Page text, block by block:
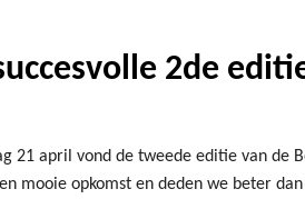
2de
21 april vond de tweede editie van de
mooie opkomst en deden we beter